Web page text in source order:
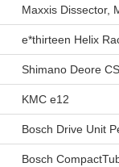
Maxxis Dissector,
e*thirteen Helix
Shimano Deore
KMC e12
Bosch Drive Unit
Bosch